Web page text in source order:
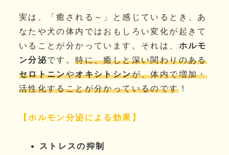
実は、「癒される～」と感じているとき、あ
なたや犬の体内ではおもしろい変化が起きて
いることが分かっています。それは、 ホルモ
ン分泌です。特に、癒しと深い関わりのある
セロトニンやオキシトシンが、体内で増加・
活性化することが分かっているのです！
【ホルモン分泌による効果】
ストレスの抑制